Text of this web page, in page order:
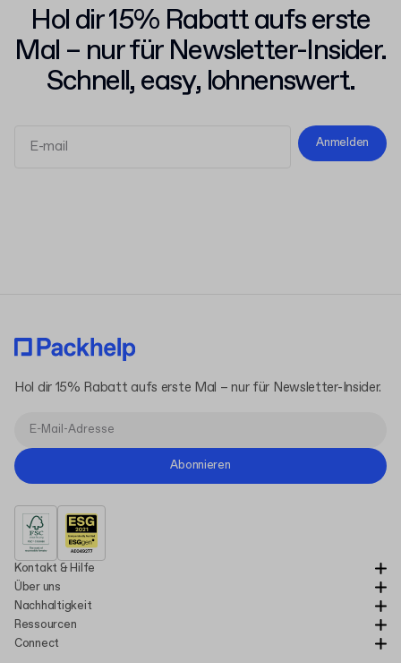
Hol dir 15% Rabatt aufs erste
Mal – nur für Newsletter-Insider.
Schnell, easy, lohnenswert.
Anmelden
Kontakt & Hilfe
Über uns
Nachhaltigkeit
Ressourcen
Connect
Hol dir 15% Rabatt aufs erste Mal – nur für Newsletter-Insider.
Abonnieren